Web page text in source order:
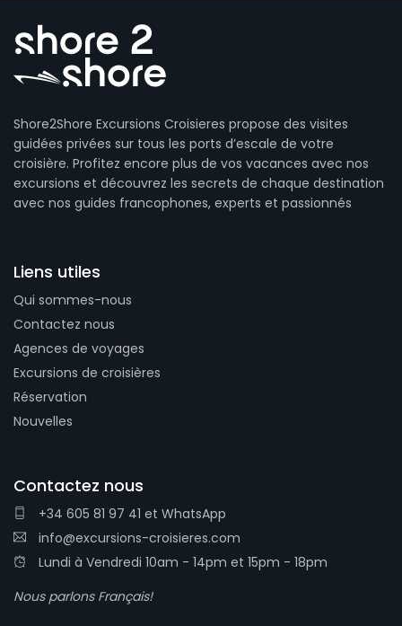
Shore2Shore Excursions Croisieres propose des visites
guidées privées sur tous les ports d’escale de votre
croisière. Profitez encore plus de vos vacances avec nos
excursions et découvrez les secrets de chaque destination
avec nos guides francophones, experts et passionnés
Liens utiles
Qui sommes-nous
Contactez nous
Agences de voyages
Excursions de croisières
Réservation
Nouvelles
Contactez nous
+34 605 81 97 41 et WhatsApp
info@excursions-croisieres.com
Lundi à Vendredi 10am - 14pm et 15pm - 18pm
Nous parlons Français!